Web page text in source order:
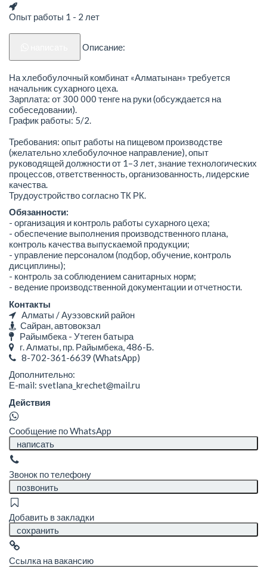
Опыт работы 1 - 2 лет
Описание:
На хлебобулочный комбинат «Алматынан» требуется
начальник сухарного цеха.
Зарплата: от 300 000 тенге на руки (обсуждается на
собеседовании).
График работы: 5/2.
Требования: опыт работы на пищевом производстве
(желательно хлебобулочное направление), опыт
руководящей должности от 1–3 лет, знание технологических
процессов, ответственность, организованность, лидерские
качества.
Трудоустройство согласно ТК РК.
Обязанности:
- организация и контроль работы сухарного цеха;
- обеспечение выполнения производственного плана,
контроль качества выпускаемой продукции;
- управление персоналом (подбор, обучение, контроль
дисциплины);
- контроль за соблюдением санитарных норм;
- ведение производственной документации и отчетности.
Контакты
Алматы / Ауэзовский район
Сайран, автовокзал
Райымбека - Утеген батыра
г. Алматы, пр. Райымбека, 486-Б.
8-702-361-6639 (WhatsApp)
Дополнительно:
Е-mail: svetlana_krechet@mail.ru
Действия
Сообщение по WhatsApp
написать
Звонок по телефону
позвонить
Добавить в закладки
сохранить
Ссылка на вакансию